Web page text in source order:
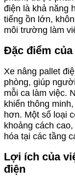
điện là khả năng
tiếng ồn lớn,
môi trường làm
Đặc điểm của
Xe nâng pallet
phòng, giúp
mỗi ca làm việc.
khiển thông
hơn. Một số loại
khoảng cách
hóa tại các tầng
Lợi ích của
điện